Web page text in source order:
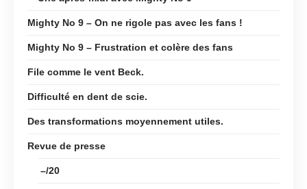
Mighty No 9 – On ne rigole pas avec les fans !
Mighty No 9 – Frustration et colère des fans
File comme le vent Beck.
Difficulté en dent de scie.
Des transformations moyennement utiles.
Revue de presse
–/20